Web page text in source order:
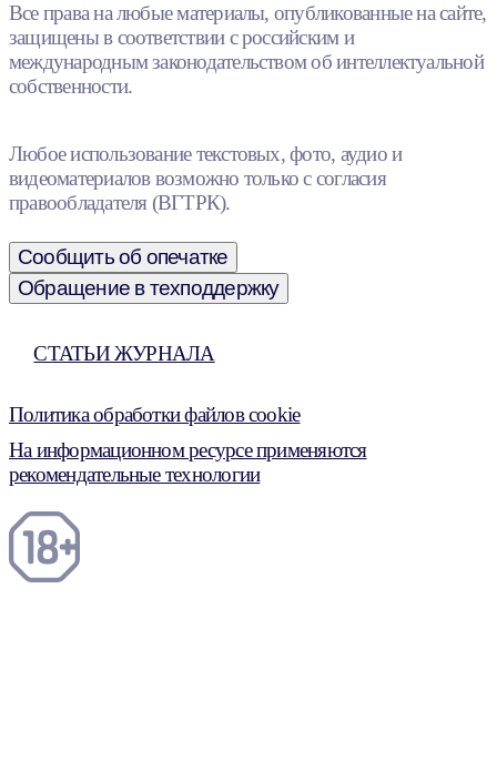
Все права на любые материалы, опубликованные на сайте,
защищены в соответствии с российским и
международным законодательством об интеллектуальной
собственности.
Любое использование текстовых, фото, аудио и
видеоматериалов возможно только с согласия
правообладателя (ВГТРК).
Сообщить об опечатке
Обращение в техподдержку
СТАТЬИ ЖУРНАЛА
Политика обработки файлов cookie
На информационном ресурсе применяются
рекомендательные технологии